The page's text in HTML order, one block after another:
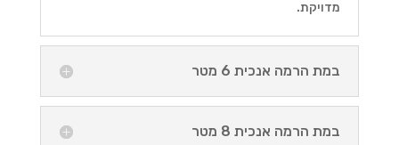
מדויקת.
במת הרמה אנכית 6 מטר
במת הרמה אנכית 8 מטר